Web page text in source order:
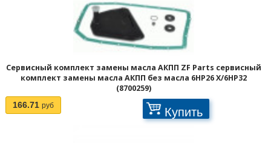
Сервисный комплект замены масла АКПП ZF Parts сервисный
комплект замены масла АКПП без масла 6HP26 X/6HP32
(8700259)
166.71 руб Купить